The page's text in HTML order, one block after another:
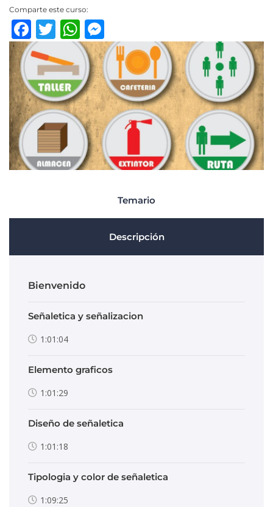
Comparte este curso:
Facebook
TwitterWhatsApp
Temario
Descripción
Bienvenido
Señaletica y señalizacion
1:01:04
Elemento graficos
1:01:29
Diseño de señaletica
1:01:18
Tipologia y color de señaletica
1:09:25